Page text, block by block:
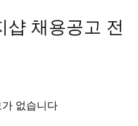
샵 채용공고 전
없습니다